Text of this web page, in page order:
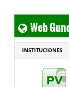
Web
INSTITUCIONES